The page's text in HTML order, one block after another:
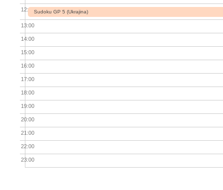
12:00Sudoku GP 5 (Ukrajina)
13:00
14:00
15:00
16:00
17:00
18:00
19:00
20:00
21:00
22:00
23:00